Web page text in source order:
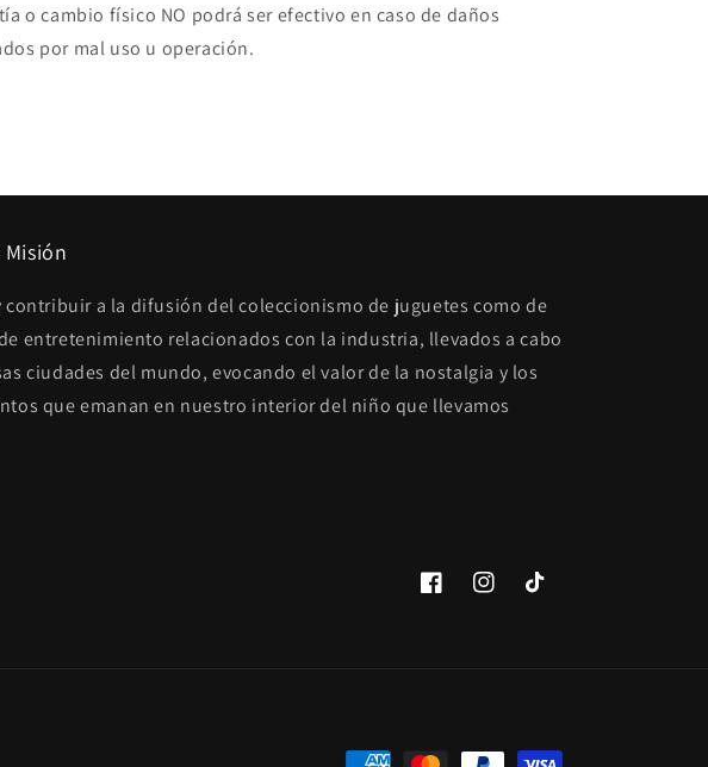
o cambio físico NO podrá ser efectivo en caso de daños
por mal uso u operación.
contribuir a la difusión del coleccionismo de juguetes como de
entretenimiento relacionados con la industria, llevados a cabo
ciudades del mundo, evocando el valor de la nostalgia y los
que emanan en nuestro interior del niño que llevamos
FacebookInstagramTikTok